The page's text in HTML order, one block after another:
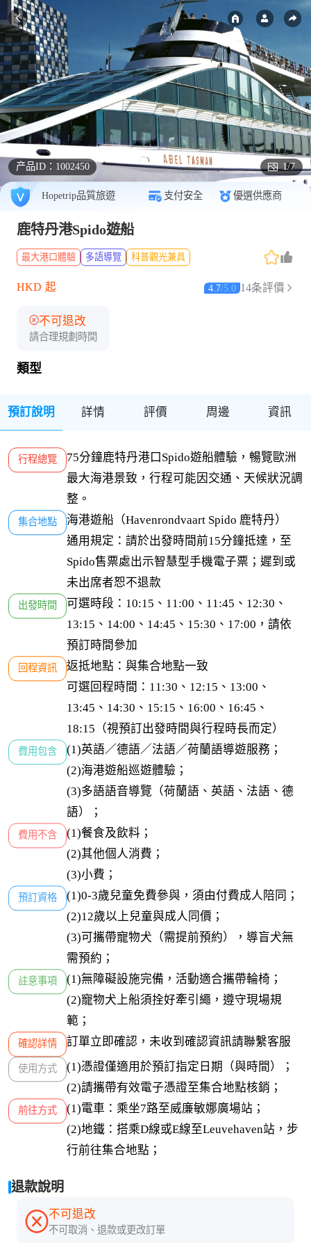
产品ID： 1002450 1/7
Hopetrip品質旅遊 支付安全 優選供應商
鹿特丹港Spido遊船
最大港口體驗 多語導覽 科普觀光兼具
HKD 起 4.7/5.0 14条評價
不可退改
請合理規劃時間
類型
預訂說明 詳情 評價 周邊 資訊
行程總覽
75分鐘鹿特丹港口Spido遊船體驗，暢覽歐洲
最大海港景致，行程可能因交通、天候狀況調
整。
集合地點
海港遊船（Havenrondvaart Spido 鹿特丹）
通用規定：請於出發時間前15分鐘抵達，至
Spido售票處出示智慧型手機電子票；遲到或
未出席者恕不退款
出發時間
可選時段：10:15、11:00、11:45、12:30、
13:15、14:00、14:45、15:30、17:00，請依
預訂時間參加
回程資訊
返抵地點：與集合地點一致
可選回程時間：11:30、12:15、13:00、
13:45、14:30、15:15、16:00、16:45、
18:15（視預訂出發時間與行程時長而定）
費用包含
(1)英語／德語／法語／荷蘭語導遊服務；
(2)海港遊船巡遊體驗；
(3)多語語音導覽（荷蘭語、英語、法語、德
語）；
費用不含
(1)餐食及飲料；
(2)其他個人消費；
(3)小費；
預訂資格
(1)0-3歲兒童免費參與，須由付費成人陪同；
(2)12歲以上兒童與成人同價；
(3)可攜帶寵物犬（需提前預約），導盲犬無
需預約；
註意事項
(1)無障礙設施完備，活動適合攜帶輪椅；
(2)寵物犬上船須拴好牽引繩，遵守現場規
範；
確認詳情 訂單立即確認，未收到確認資訊請聯繫客服
使用方式
(1)憑證僅適用於預訂指定日期（與時間）；
(2)請攜帶有效電子憑證至集合地點核銷；
前往方式
(1)電車：乘坐7路至威廉敏娜廣場站；
(2)地鐵：搭乘D線或E線至Leuvehaven站，步
行前往集合地點；
退款說明
不可退改
不可取消、退款或更改訂單